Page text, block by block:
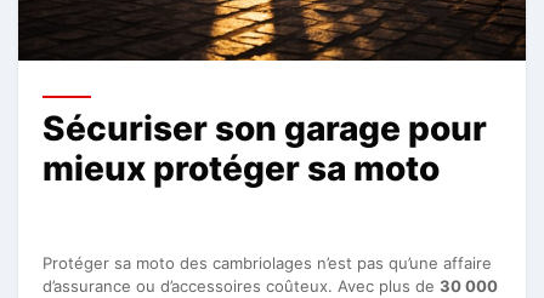
Sécuriser son garage pour
mieux protéger sa moto
Protéger sa moto des cambriolages n’est pas qu’une affaire
d’assurance ou d’accessoires coûteux. Avec plus de 30 000